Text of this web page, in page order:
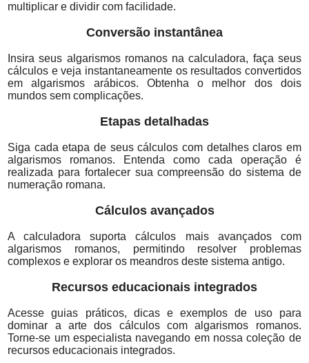
multiplicar e dividir com facilidade.
Conversão instantânea
Insira seus algarismos romanos na calculadora, faça seus
cálculos e veja instantaneamente os resultados convertidos
em algarismos arábicos. Obtenha o melhor dos dois
mundos sem complicações.
Etapas detalhadas
Siga cada etapa de seus cálculos com detalhes claros em
algarismos romanos. Entenda como cada operação é
realizada para fortalecer sua compreensão do sistema de
numeração romana.
Cálculos avançados
A calculadora suporta cálculos mais avançados com
algarismos romanos, permitindo resolver problemas
complexos e explorar os meandros deste sistema antigo.
Recursos educacionais integrados
Acesse guias práticos, dicas e exemplos de uso para
dominar a arte dos cálculos com algarismos romanos.
Torne-se um especialista navegando em nossa coleção de
recursos educacionais integrados.